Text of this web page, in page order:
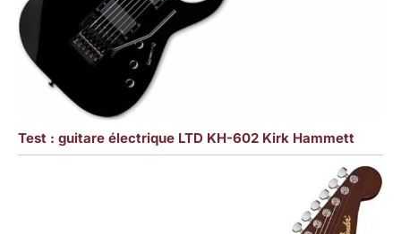
Test : guitare électrique LTD KH-602 Kirk Hammett